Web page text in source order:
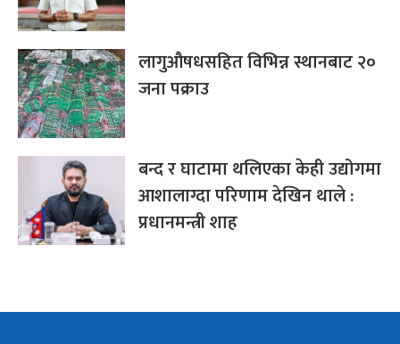
लागुऔषधसहित विभिन्न स्थानबाट २०
जना पक्राउ
बन्द र घाटामा थलिएका केही उद्योगमा
आशालाग्दा परिणाम देखिन थाले :
प्रधानमन्त्री शाह